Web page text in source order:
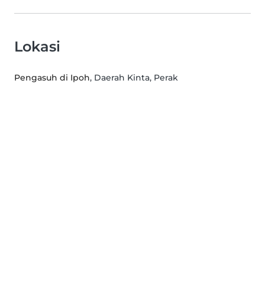
Lokasi
Pengasuh di Ipoh, Daerah Kinta, Perak